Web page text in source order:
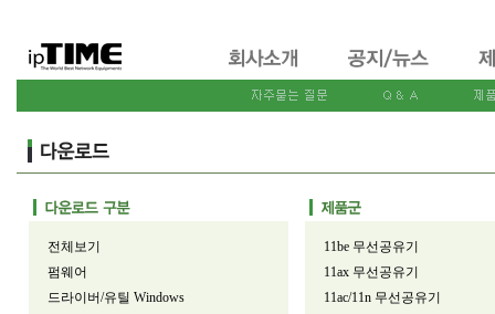
전체보기
펌웨어
드라이버/유틸 Windows
11be 무선공유기
11ax 무선공유기
11ac/11n 무선공유기